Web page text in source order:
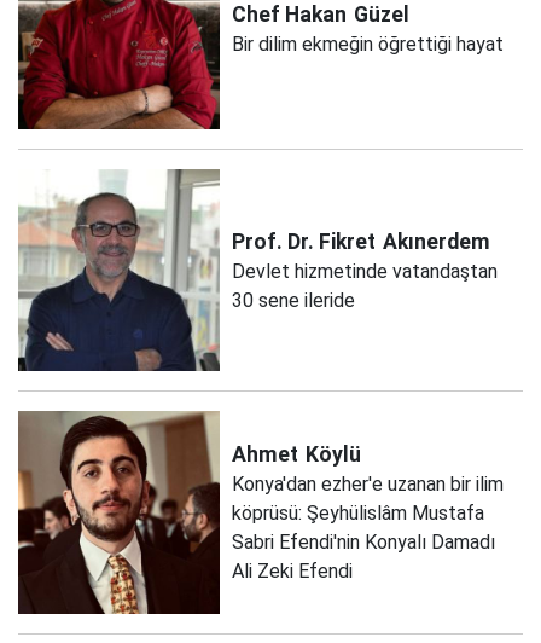
Chef Hakan Güzel
Bir dilim ekmeğin öğrettiği hayat
Prof. Dr. Fikret Akınerdem
Devlet hizmetinde vatandaştan
30 sene ileride
Ahmet Köylü
Konya'dan ezher'e uzanan bir ilim
köprüsü: Şeyhülislâm Mustafa
Sabri Efendi'nin Konyalı Damadı
Ali Zeki Efendi